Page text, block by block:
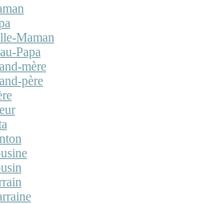
Maman
Papa
mère
père